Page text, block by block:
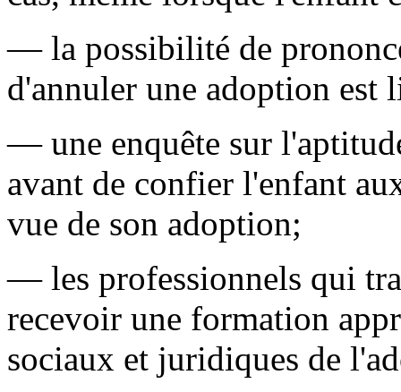
— la possibilité de
d'annuler une adoption est
— une enquête sur
avant de confier l'enfant
vue de son adoption;
— les professionnels qui
recevoir une formation
sociaux et juridiques de